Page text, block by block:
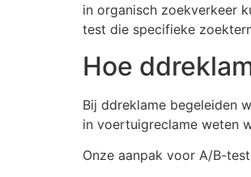
in organisch zoekverkeer
test die specifieke
Hoe
Bij ddreklame begeleiden
in voertuigreclame weten
Onze aanpak voor A/B-